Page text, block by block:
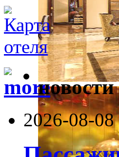
новости
2026-08-08